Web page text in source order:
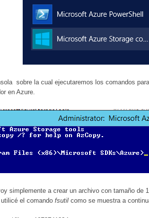
sobre la cual ejecutaremos los comandos
en Azure.
simplemente a crear un archivo con tamaño de
el comando fsutil como se muestra a